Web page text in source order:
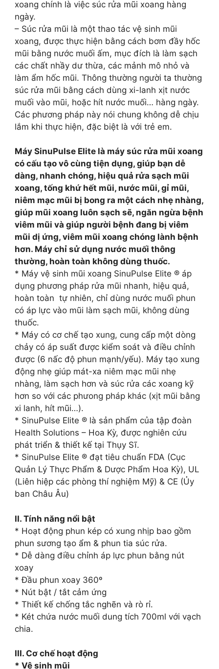
xoang chính là việc súc rửa mũi xoang hàng
ngày.
– Súc rửa mũi là một thao tác vệ sinh mũi
xoang, được thực hiện bằng cách bơm đầy hốc
mũi bằng nước muối ấm, mục đích là làm sạch
các chất nhầy dư thừa, các mảnh mô nhỏ và
làm ẩm hốc mũi. Thông thường người ta thường
súc rửa mũi bằng cách dùng xi-lanh xịt nước
muối vào mũi, hoặc hít nước muối… hàng ngày.
Các phương pháp này nói chung không dễ chịu
lắm khi thực hiện, đặc biệt là với trẻ em.
Máy SinuPulse Elite là máy súc rửa mũi xoang
có cấu tạo vô cùng tiện dụng, giúp bạn dễ
dàng, nhanh chóng, hiệu quả rửa sạch mũi
xoang, tống khứ hết mũi, nước mũi, gỉ mũi,
niêm mạc mũi bị bong ra một cách nhẹ nhàng,
giúp mũi xoang luôn sạch sẽ, ngăn ngừa bệnh
viêm mũi và giúp người bệnh đang bị viêm
mũi dị ứng, viêm mũi xoang chóng lành bệnh
hơn. Máy chỉ sử dụng nước muối thông
thường, hoàn toàn không dùng thuốc.
* Máy vệ sinh mũi xoang SinuPulse Elite ® áp
dụng phương pháp rửa mũi nhanh, hiệu quả,
hoàn toàn tự nhiên, chỉ dùng nước muối phun
có áp lực vào mũi làm sạch mũi, không dùng
thuốc.
* Máy có cơ chế tạo xung, cung cấp một dòng
chảy có áp suất được kiểm soát và điều chỉnh
được (6 nấc độ phun mạnh/yếu). Máy tạo xung
động nhẹ giúp mát-xa niêm mạc mũi nhẹ
nhàng, làm sạch hơn và súc rửa các xoang kỹ
hơn so với các phưong pháp khác (xịt mũi bằng
xi lanh, hít mũi…).
* SinuPulse Elite ® là sản phẩm của tập đoàn
Health Solutions – Hoa Kỳ, được nghiên cứu
phát triển & thiết kế tại Thụy Sĩ.
* SinuPulse Elite ® đạt tiêu chuẩn FDA (Cục
Quản Lý Thực Phẩm & Dược Phẩm Hoa Kỳ), UL
(Liên hiệp các phòng thí nghiệm Mỹ) & CE (Ủy
ban Châu Âu)
II. Tính năng nổi bật
* Hoạt động phun kép có xung nhịp bao gồm
phun sương tạo ẩm & phun tia súc rửa.
* Dễ dàng điều chỉnh áp lực phun bằng nút
xoay
* Đầu phun xoay 360º
* Nút bật / tắt cảm ứng
* Thiết kế chống tắc nghẽn và rò rỉ.
* Két chứa nước muối dung tích 700ml với vạch
chia.
III. Cơ chế hoạt động
* Vệ sinh mũi